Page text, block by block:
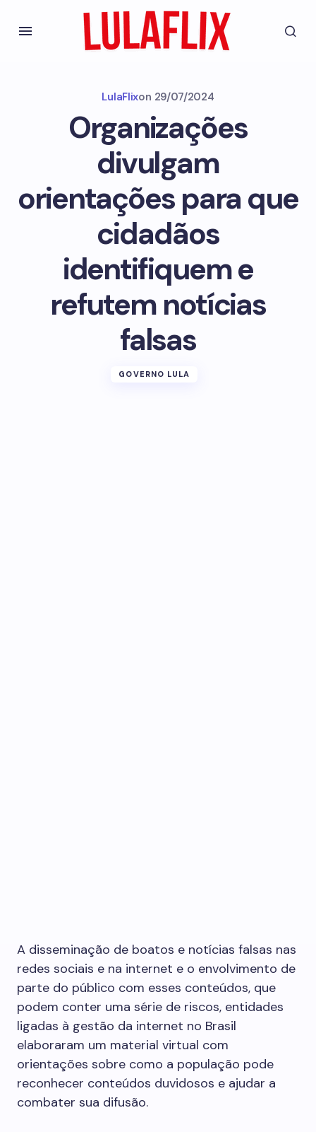
LulaFlixon 29/07/2024
Organizações
divulgam
orientações para que
cidadãos
identifiquem e
refutem notícias
falsas
GOVERNO LULA
A disseminação de boatos e notícias falsas nas
redes sociais e na internet e o envolvimento de
parte do público com esses conteúdos, que
podem conter uma série de riscos, entidades
ligadas à gestão da internet no Brasil
elaboraram um material virtual com
orientações sobre como a população pode
reconhecer conteúdos duvidosos e ajudar a
combater sua difusão.